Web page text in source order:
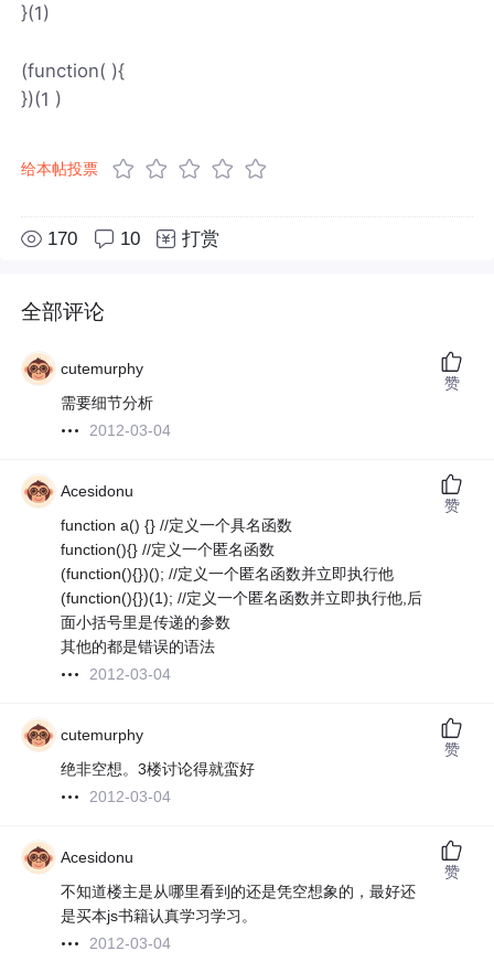
}(1)
(function( ){
})(1 )
给本帖投票
170 10 打赏
全部评论
cutemurphy
需要细节分析
2012-03-04
赞
Acesidonu
function a() {} //定义一个具名函数
function(){} //定义一个匿名函数
(function(){})(); //定义一个匿名函数并立即执行他
(function(){})(1); //定义一个匿名函数并立即执行他,后
面小括号里是传递的参数
其他的都是错误的语法
2012-03-04
赞
cutemurphy
绝非空想。3楼讨论得就蛮好
2012-03-04
赞
Acesidonu
不知道楼主是从哪里看到的还是凭空想象的，最好还
是买本js书籍认真学习学习。
2012-03-04
赞